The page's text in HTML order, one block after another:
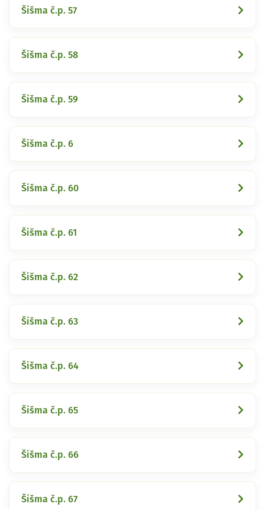
Šišma č.p. 57
Šišma č.p. 58
Šišma č.p. 59
Šišma č.p. 6
Šišma č.p. 60
Šišma č.p. 61
Šišma č.p. 62
Šišma č.p. 63
Šišma č.p. 64
Šišma č.p. 65
Šišma č.p. 66
Šišma č.p. 67